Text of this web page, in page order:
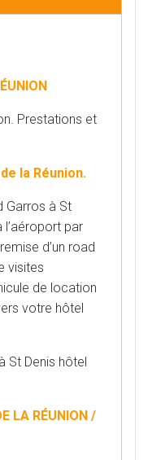
Prestations et
la Réunion.
Garros à St
l’aéroport par
d’un road
visites
de location
votre hôtel
St Denis hôtel
LA RÉUNION /